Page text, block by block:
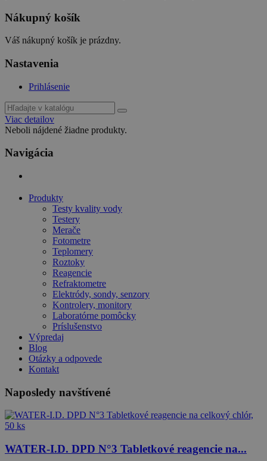
Nákupný košík
Váš nákupný košík je prázdny.
Nastavenia
Prihlásenie
Viac detailov
Neboli nájdené žiadne produkty.
Navigácia
Produkty
Testy kvality vody
Testery
Merače
Fotometre
Teplomery
Roztoky
Reagencie
Refraktometre
Elektródy, sondy, senzory
Kontrolery, monitory
Laboratórne pomôcky
Príslušenstvo
Výpredaj
Blog
Otázky a odpovede
Kontakt
Naposledy navštívené
WATER-I.D. DPD N°3 Tabletkové reagencie na...